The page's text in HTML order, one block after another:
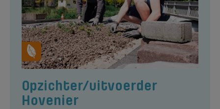
Opzichter/uitvoerder
Hovenier